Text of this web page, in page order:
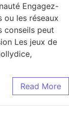
Engagez-
ou les réseaux
conseils peut
Les jeux de
Read More